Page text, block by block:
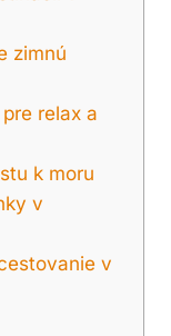
zimnú
relax a
k moru
v
v